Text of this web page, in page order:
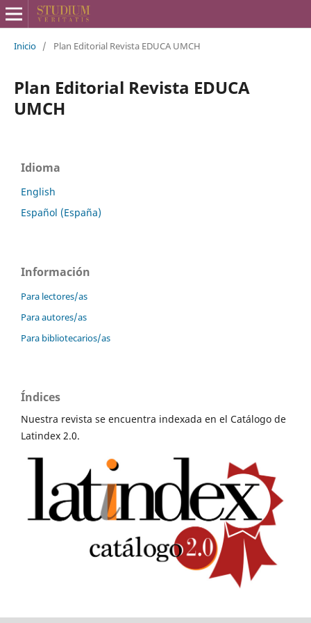
Inicio / Plan Editorial Revista EDUCA UMCH
Plan Editorial Revista EDUCA
UMCH
Idioma
English
Español (España)
Información
Para lectores/as
Para autores/as
Para bibliotecarios/as
Índices
Nuestra revista se encuentra indexada en el Catálogo de
Latindex 2.0.